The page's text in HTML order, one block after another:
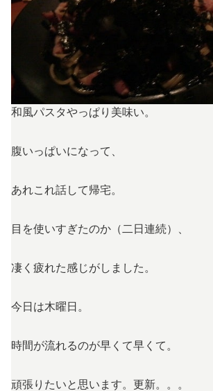
和風パスタやっぱり美味い。
腹いっぱいになって、
あれこれ話して帰宅。
目を使いすぎたのか（二日連続）、
凄く疲れた感じがしました。
今日は木曜日。
時間が流れるのが早くて早くて。
頑張りたいと思います。更新。。。